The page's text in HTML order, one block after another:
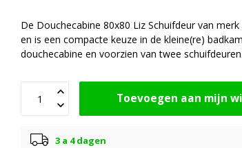
De Douchecabine 80x80 Liz Schuifdeur van
en is een compacte keuze in de kleine(re)
douchecabine en voorzien van twee schuifdeuren.
Toevoegen aan mijn
3 a 4 dagen